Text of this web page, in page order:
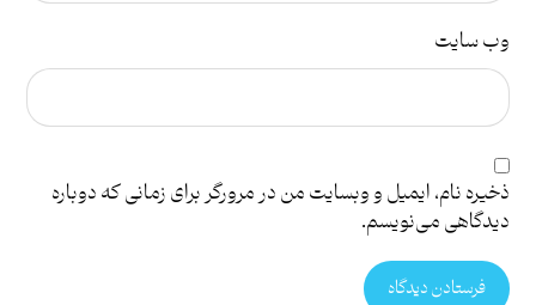
وب‌ سایت
ذخیره نام، ایمیل و وبسایت من در مرورگر برای زمانی که دوباره
دیدگاهی می‌نویسم.
فرستادن دیدگاه